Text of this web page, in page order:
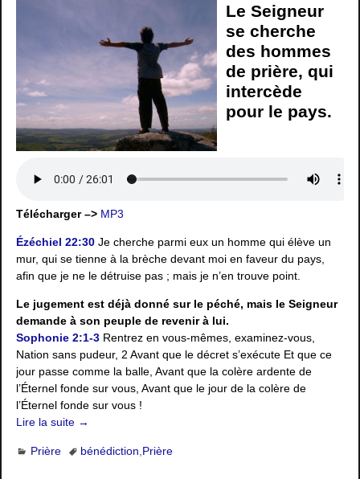
Le Seigneur
se cherche
des hommes
de prière, qui
intercède
pour le pays.
Télécharger –> MP3
Ézéchiel 22:30 Je cherche parmi eux un homme qui élève un
mur, qui se tienne à la brèche devant moi en faveur du pays,
afin que je ne le détruise pas ; mais je n’en trouve point.
Le jugement est déjà donné sur le péché, mais le Seigneur
demande à son peuple de revenir à lui.
Sophonie 2:1-3 Rentrez en vous-mêmes, examinez-vous,
Nation sans pudeur, 2 Avant que le décret s’exécute Et que ce
jour passe comme la balle, Avant que la colère ardente de
l’Éternel fonde sur vous, Avant que le jour de la colère de
l’Éternel fonde sur vous !
Lire la suite →
Prière bénédiction Prière